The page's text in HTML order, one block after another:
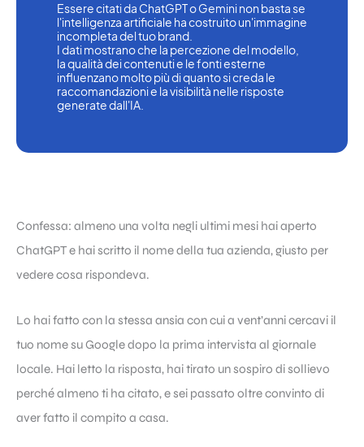
Essere citati da ChatGPT o Gemini non basta se
l'intelligenza artificiale ha costruito un'immagine
incompleta del tuo brand.
I dati mostrano che la percezione del modello,
la qualità dei contenuti e le fonti esterne
influenzano molto più di quanto si creda le
raccomandazioni e la visibilità nelle risposte
generate dall'IA.
Confessa: almeno una volta negli ultimi mesi hai aperto
ChatGPT e hai scritto il nome della tua azienda, giusto per
vedere cosa rispondeva.
Lo hai fatto con la stessa ansia con cui a vent’anni cercavi il
tuo nome su Google dopo la prima intervista al giornale
locale. Hai letto la risposta, hai tirato un sospiro di sollievo
perché almeno ti ha citato, e sei passato oltre convinto di
aver fatto il compito a casa.